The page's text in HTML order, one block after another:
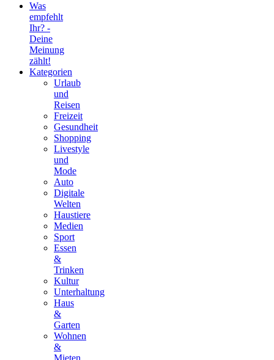
Was
empfehlt
Ihr? -
Deine
Meinung
zählt!
Kategorien
Urlaub
und
Reisen
Freizeit
Gesundheit
Shopping
Livestyle
und
Mode
Auto
Digitale
Welten
Haustiere
Medien
Sport
Essen
&
Trinken
Kultur
Unterhaltung
Haus
&
Garten
Wohnen
&